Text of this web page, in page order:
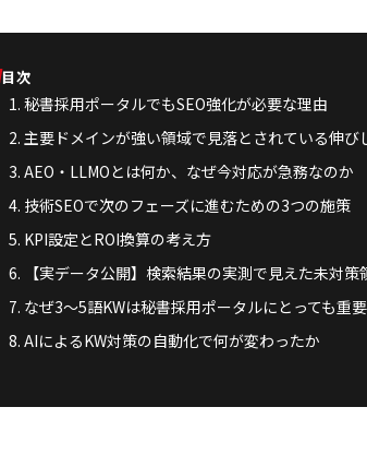
目次
秘書採用ポータルでもSEO強化が必要な理由
主要ドメインが強い領域で見落とされている伸び
AEO・LLMOとは何か、なぜ今対応が急務なのか
技術SEOで次のフェーズに進むための3つの施策
KPI設定とROI換算の考え方
【実データ公開】検索結果の実測で見えた未対策
なぜ3〜5語KWは秘書採用ポータルにとっても重
AIによるKW対策の自動化で何が変わったか